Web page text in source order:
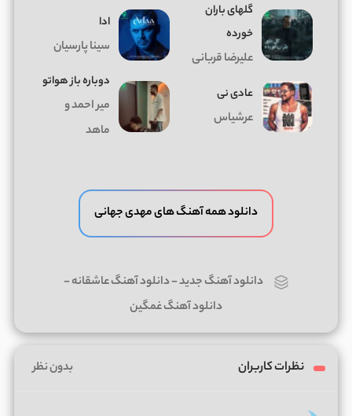
گلهای باران
خورده
علیرضا قربانی
ادا
سینا پارسیان
عادی نی
عرشیاس
دوباره باز هواتو
میر احمد و
ماهد
دانلود همه آهنگ های مهدی جهانی
دانلود آهنگ جدید-دانلود آهنگ عاشقانه-
دانلود آهنگ غمگین
نظرات کاربران بدون نظر